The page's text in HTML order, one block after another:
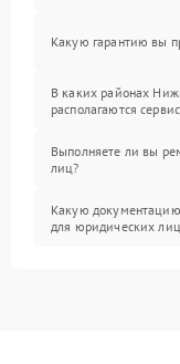
Какую гарантию вы
В каких районах
располагаются
Выполняете ли вы
лиц?
Какую
для юридических